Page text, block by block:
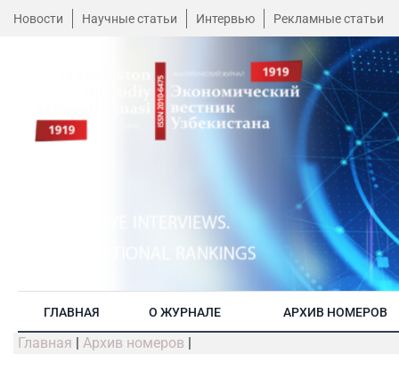
Новости Научные статьи Интервью Рекламные статьи
ГЛАВНАЯ О ЖУРНАЛЕ АРХИВ НОМЕРОВ
Главная | Архив номеров |